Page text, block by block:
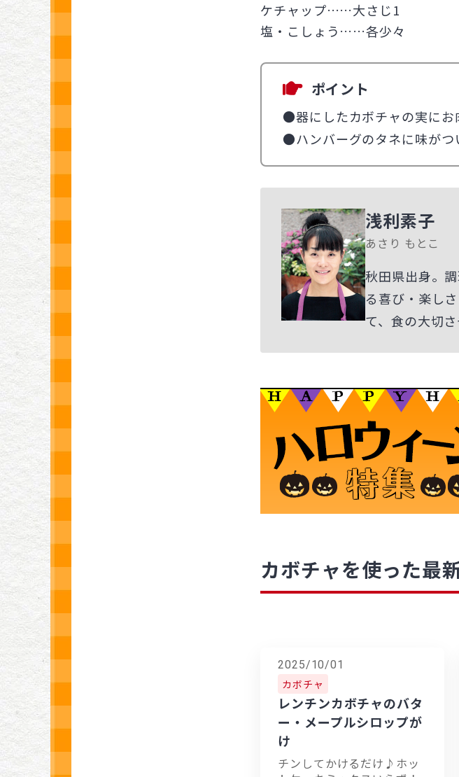
ケチャップ……大さじ1
塩・こしょう……各少々
ポイント
●器にしたカボチャの実にお
●ハンバーグのタネに味がつ
浅利素子
あさり もとこ
秋田県出身。
る喜び・楽し
て、食の大切
カボチャを使った最
2025/10/01
カボチャ
レンチンカボチャのバタ
ー・メープルシロップが
け
チンしてかけるだけ♪ホッ